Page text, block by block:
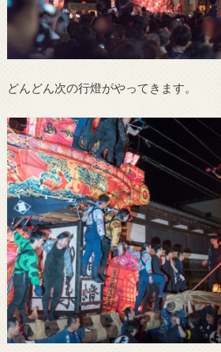
どんどん次の行燈がやってきます。